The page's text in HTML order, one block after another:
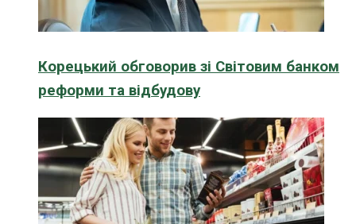
Корецький обговорив зі Світовим банком
реформи та відбудову